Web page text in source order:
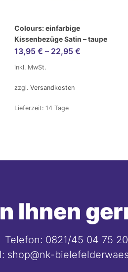
Colours: einfarbige
Kissenbezüge Satin – taupe
13,95 € – 22,95 €
inkl. MwSt.
zzgl. Versandkosten
Lieferzeit: 14 Tage
Ihnen
Telefon: 0821/45 04 75 20
shop@nk-